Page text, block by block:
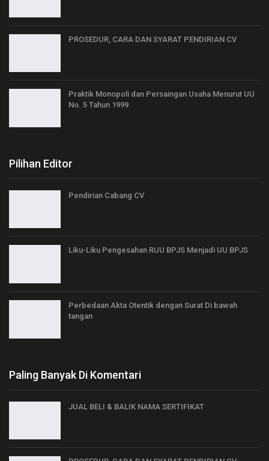
PROSEDUR, CARA DAN SYARAT PENDIRIAN CV
Praktik Monopoli dan Persaingan Usaha Menurut UU
No. 5 Tahun 1999
Pilihan Editor
Pendirian Cabang CV
Liku-Liku Pengesahan RUU BPJS Menjadi UU BPJS
Perbedaan Akta Otentik dengan Surat Di bawah
tangan
Paling Banyak Di Komentari
JUAL BELI & BALIK NAMA SERTIFIKAT